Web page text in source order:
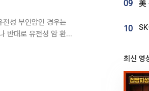
성 부인암인 경우는
반대로 유전성 암 환자
09
10
최신 영